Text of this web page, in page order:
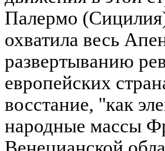
Палермо
охватила весь
развертыванию
европейских
восстание, "как
народные массы